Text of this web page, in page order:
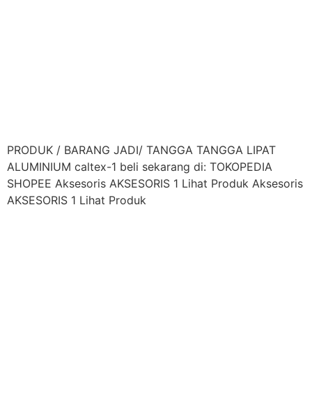
PRODUK / BARANG JADI/ TANGGA TANGGA LIPAT
ALUMINIUM caltex-1 beli sekarang di: TOKOPEDIA
SHOPEE Aksesoris AKSESORIS 1 Lihat Produk Aksesoris
AKSESORIS 1 Lihat Produk